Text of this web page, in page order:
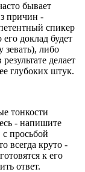
бывает
причин -
спикер
доклад будет
зевать), либо
делает
глубоких штук.
тонкости
- напишите
с просьбой
всегда круто -
к его
ответ.